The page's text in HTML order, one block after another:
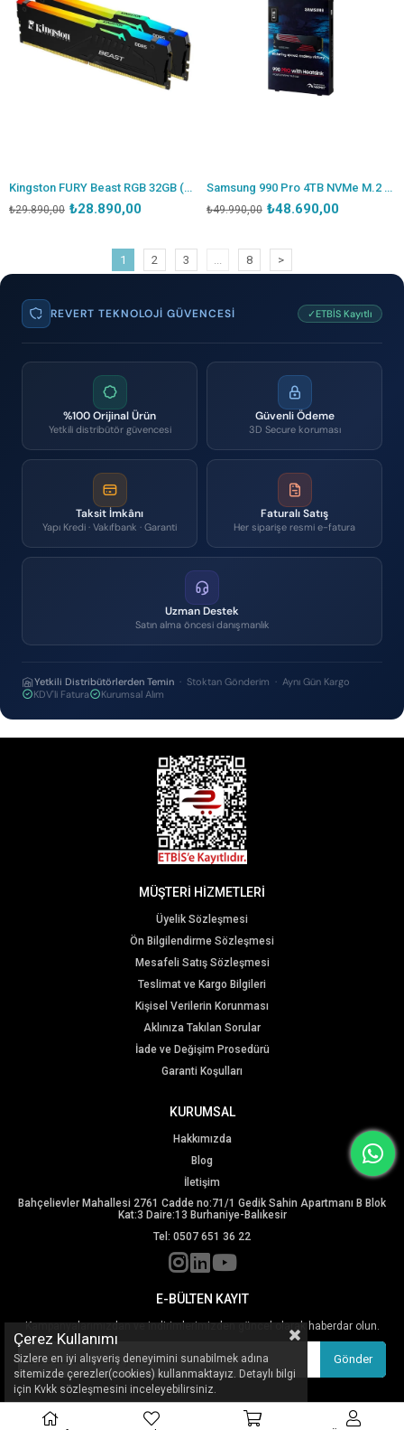
Kingston FURY Beast RGB 32GB (2x16GB) DDR5 6000MHz CL36 AMD EXPO Masaüstü Bellek Kiti KF560C36BBE2AK2-32TR
₺28.890,00
₺29.890,00
Samsung 990 Pro 4TB NVMe M.2 SSD 7450/6900 MB/s PCIe 4.0 MZ-V9P4T0CW TR Garantili
₺48.690,00
₺49.990,00
1 2 3 ... 8 >
REVERT TEKNOLOJI GÜVENCESI ✓ETBİS Kayıtlı
%100 Orijinal Ürün
Yetkili distribütör güvencesi
Güvenli Ödeme
3D Secure koruması
Taksit İmkânı
Yapı Kredi · Vakıfbank · Garanti
Faturalı Satış
Her siparişe resmi e-fatura
Uzman Destek
Satın alma öncesi danışmanlık
Yetkili Distribütörlerden Temin · Stoktan Gönderim · Aynı Gün Kargo
KDV'li Fatura
Kurumsal Alım
MÜŞTERİ HİZMETLERİ
Üyelik Sözleşmesi
Ön Bilgilendirme Sözleşmesi
Mesafeli Satış Sözleşmesi
Teslimat ve Kargo Bilgileri
Kişisel Verilerin Korunması
Aklınıza Takılan Sorular
İade ve Değişim Prosedürü
Garanti Koşulları
KURUMSAL
Hakkımızda
Blog
İletişim
Bahçelievler Mahallesi 2761 Cadde no:71/1 Gedik Sahin Apartmanı B Blok
Kat:3 Daire:13 Burhaniye-Balıkesir
Tel: 0507 651 36 22
E-BÜLTEN KAYIT
Kampanyalarımızdan ve indirimlerimizden güncel olarak haberdar olun.
Gönder
Çerez Kullanımı
Sizlere en iyi alışveriş deneyimini sunabilmek adına
sitemizde çerezler(cookies) kullanmaktayız. Detaylı bilgi
için Kvkk sözleşmesini inceleyebilirsiniz.